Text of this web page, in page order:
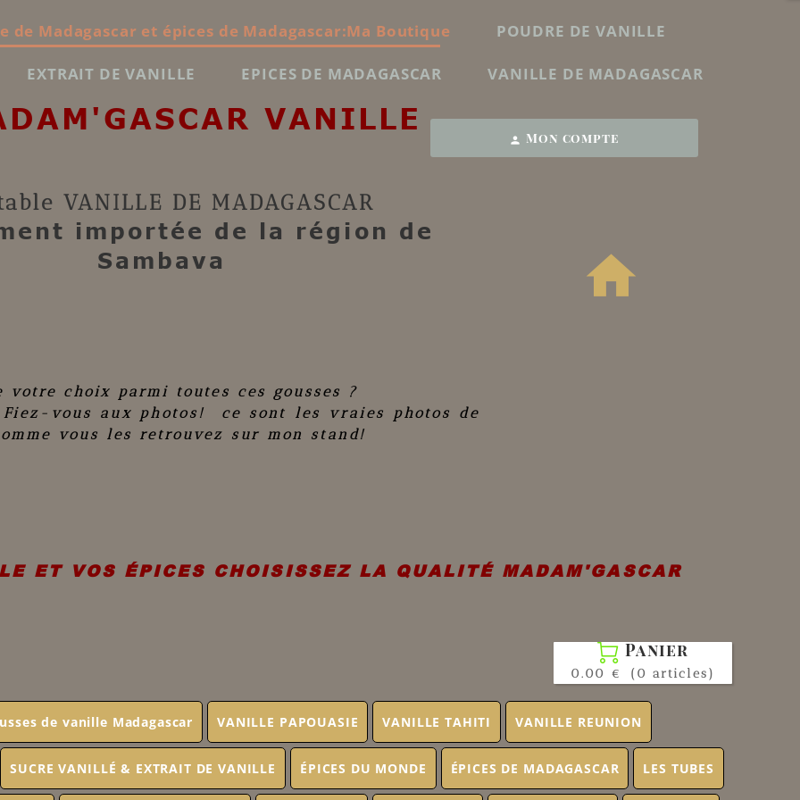
VANILLE
de Madagascar et épices de Madagascar:Ma Boutique POUDRE DE VANILLE
EXTRAIT DE VANILLE EPICES DE MADAGASCAR VANILLE DE MADAGASCAR
person Mon compte
VANILLE DE MADAGASCAR
importée de la région de
Sambava
home
votre choix parmi toutes ces gousses ?
vous aux photos! ce sont les vraies photos de
vous les retrouvez sur mon stand!
ET VOS ÉPICES CHOISISSEZ LA QUALITÉ MADAM'GASCAR
 Panier
0.00 € (0 articles)
de vanille Madagascar VANILLE PAPOUASIE VANILLE TAHITI VANILLE REUNION
SUCRE VANILLÉ & EXTRAIT DE VANILLE ÉPICES DU MONDE ÉPICES DE MADAGASCAR LES TUBES